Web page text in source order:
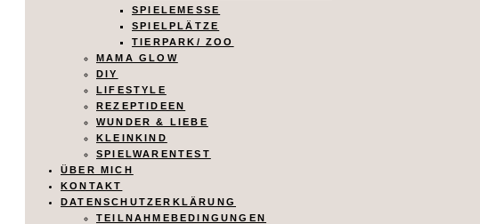
SPIELEMESSE
SPIELPLÄTZE
TIERPARK/ ZOO
MAMA GLOW
DIY
LIFESTYLE
REZEPTIDEEN
WUNDER & LIEBE
KLEINKIND
SPIELWARENTEST
ÜBER MICH
KONTAKT
DATENSCHUTZERKLÄRUNG
TEILNAHMEBEDINGUNGEN